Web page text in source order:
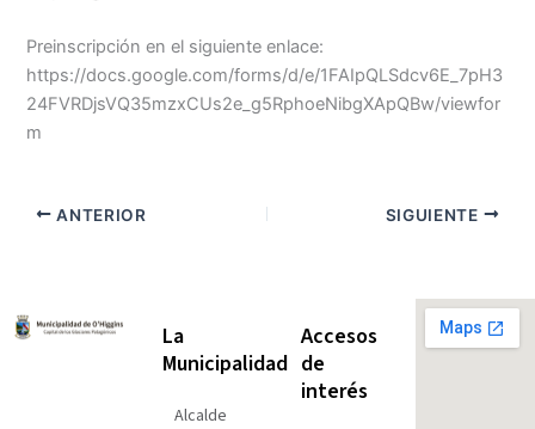
Preinscripción en el siguiente enlace:
https://docs.google.com/forms/d/e/1FAIpQLSdcv6E_7pH3
24FVRDjsVQ35mzxCUs2e_g5RphoeNibgXApQBw/viewfor
m
ANTERIOR SIGUIENTE
La
Municipalidad
Alcalde
Accesos
de
interés